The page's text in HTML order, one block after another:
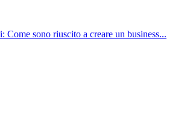
sono riuscito a creare un business...